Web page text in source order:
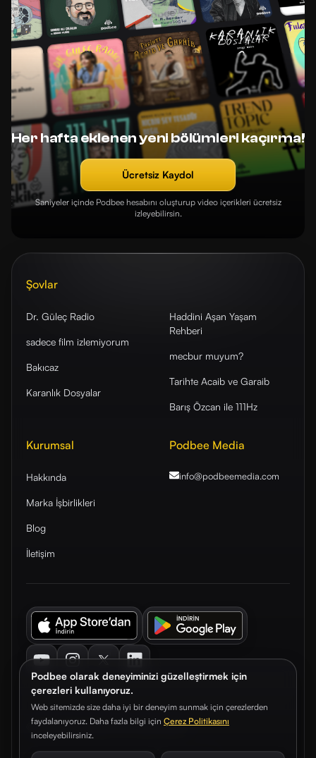
Podbee olarak deneyiminizi güzelleştirmek için
çerezleri kullanıyoruz.
Web sitemizde size daha iyi bir deneyim sunmak için çerezlerden
faydalanıyoruz. Daha fazla bilgi için Çerez Politikasını
inceleyebilirsiniz.
Her hafta eklenen yeni bölümleri kaçırma!
Ücretsiz Kaydol
Saniyeler içinde Podbee hesabını oluşturup video içerikleri ücretsiz
izleyebilirsin.
Şovlar
Dr. Güleç Radio
sadece film izlemiyorum
Bakıcaz
Karanlık Dosyalar
Haddini Aşan Yaşam
Rehberi
mecbur muyum?
Tarihte Acaib ve Garaib
Barış Özcan ile 111Hz
Kurumsal
Hakkında
Marka İşbirlikleri
Blog
İletişim
Podbee Media
info@podbeemedia.com
© 2026. Podbee Media. Tüm hakları saklıdır.